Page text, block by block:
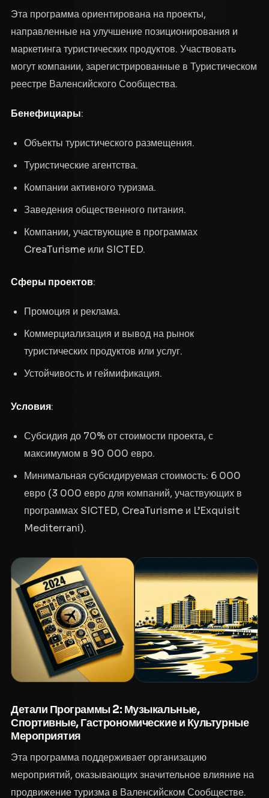
Эта программа ориентирована на проекты,
направленные на улучшение позиционирования и
маркетинга туристических продуктов. Участвовать
могут компании, зарегистрированные в Туристическом
реестре Валенсийского Сообщества.
Бенефициары:
Объекты туристического размещения.
Туристические агентства.
Компании активного туризма.
Заведения общественного питания.
Компании, участвующие в программах
CreaTurisme или SICTED.
Сферы проектов:
Промоция и реклама.
Коммерциализация и вывод на рынок
туристических продуктов или услуг.
Устойчивость и геймификация.
Условия:
Субсидия до 70% от стоимости проекта, с
максимумом в 90 000 евро.
Минимальная субсидируемая стоимость: 6 000
евро (3 000 евро для компаний, участвующих в
программах SICTED, CreaTurisme и L’Exquisit
Mediterrani).
Детали Программы 2: Музыкальные,
Спортивные, Гастрономические и Культурные
Мероприятия
Эта программа поддерживает организацию
мероприятий, оказывающих значительное влияние на
продвижение туризма в Валенсийском Сообществе.